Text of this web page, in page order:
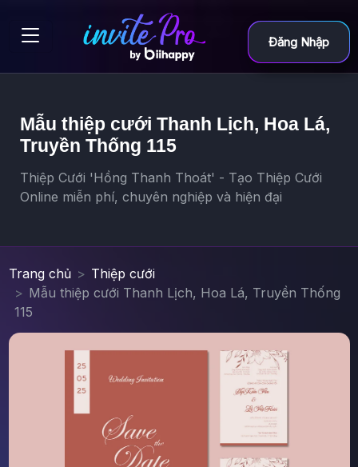
Đăng Nhập
Mẫu thiệp cưới Thanh Lịch, Hoa Lá,
Truyền Thống 115
Thiệp Cưới 'Hồng Thanh Thoát' - Tạo Thiệp Cưới
Online miễn phí, chuyên nghiệp và hiện đại
Trang chủ
Thiệp cưới
Mẫu thiệp cưới Thanh Lịch, Hoa Lá, Truyền Thống
115